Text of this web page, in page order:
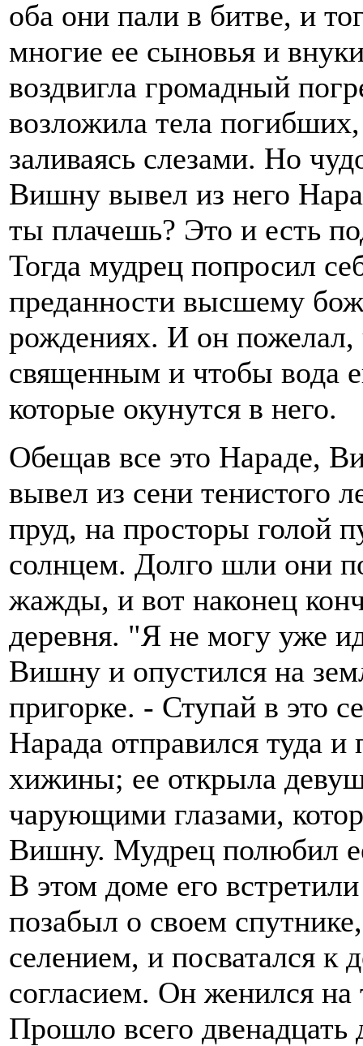
оба они пали в битве, и
многие ее сыновья и
воздвигла громадный
возложила тела
заливаясь слезами. Но
Вишну вывел из него
ты плачешь? Это и есть
Тогда мудрец попросил
преданности высшему
рождениях. И он пожелал,
священным и чтобы вода
которые окунутся в него.
Обещав все это Нараде,
вывел из сени тенистого
пруд, на просторы голой
солнцем. Долго шли они
жажды, и вот наконец
деревня. "Я не могу уже
Вишну и опустился на
пригорке. - Ступай в это
Нарада отправился туда и
хижины; ее открыла
чарующими глазами,
Вишну. Мудрец полюбил
В этом доме его
позабыл о своем
селением, и посватался к
согласием. Он женился на
Прошло всего